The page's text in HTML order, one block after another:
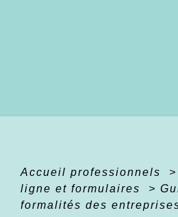
Accueil professionnels >
ligne et formulaires
>
formalités des